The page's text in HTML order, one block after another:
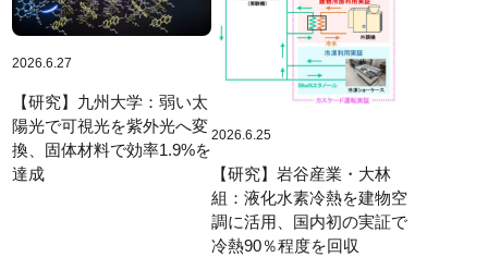
2026.6.27
【研究】九州大学：弱い太
陽光で可視光を紫外光へ変
換、固体材料で効率1.9%を
達成
2026.6.25
【研究】岩谷産業・大林
組：液化水素冷熱を建物空
調に活用、国内初の実証で
冷熱90％程度を回収